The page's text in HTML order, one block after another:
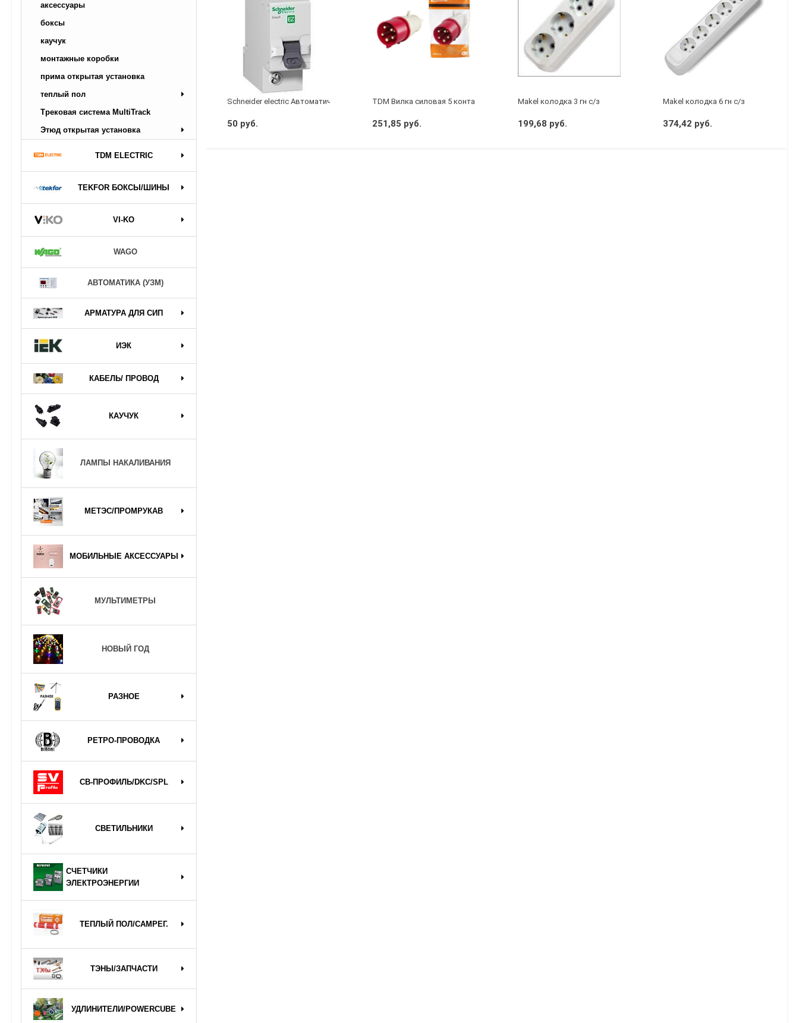
аксессуары
боксы
каучук
монтажные коробки
прима открытая установка
теплый пол
Трековая система MultiTrack
Этюд открытая установка
TDM ELECTRIC
TEKFOR БОКСЫ/ШИНЫ
VI-KO
WAGO
АВТОМАТИКА (УЗМ)
АРМАТУРА ДЛЯ СИП
ИЭК
КАБЕЛЬ/ ПРОВОД
КАУЧУК
ЛАМПЫ НАКАЛИВАНИЯ
МЕТЭС/ПРОМРУКАВ
МОБИЛЬНЫЕ АКСЕССУАРЫ
МУЛЬТИМЕТРЫ
НОВЫЙ ГОД
РАЗНОЕ
РЕТРО-ПРОВОДКА
СВ-ПРОФИЛЬ/DKC/SPL
СВЕТИЛЬНИКИ
СЧЕТЧИКИ
ЭЛЕКТРОЭНЕРГИИ
ТЕПЛЫЙ ПОЛ/САМРЕГ.
ТЭНЫ/ЗАПЧАСТИ
УДЛИНИТЕЛИ/POWERCUBE
Schneider electric Автоматический выключатель 1/40А
50 руб.
TDM Вилка силовая 5 контактов 16А 380В IP44
251,85 руб.
Makel колодка 3 гн с/з
199,68 руб.
Makel колодка 6 гн с/з
374,42 руб.